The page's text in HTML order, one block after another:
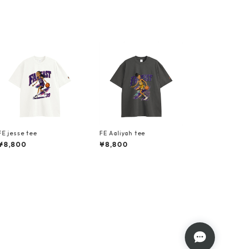
jesse tee FE Aaliyah tee
¥8,800